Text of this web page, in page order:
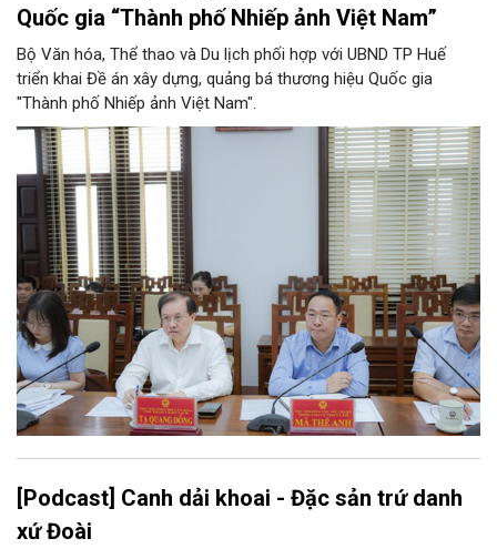
Quốc gia “Thành phố Nhiếp ảnh Việt Nam”
Bộ Văn hóa, Thể thao và Du lịch phối hợp với UBND TP Huế
triển khai Đề án xây dựng, quảng bá thương hiệu Quốc gia
"Thành phố Nhiếp ảnh Việt Nam".
[Podcast] Canh dải khoai - Đặc sản trứ danh
xứ Đoài